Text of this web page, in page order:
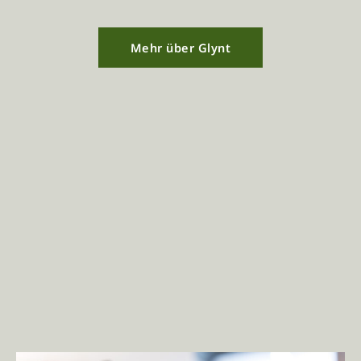
Mehr über Glynt